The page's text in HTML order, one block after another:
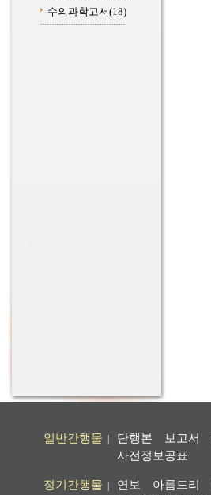
수의과학고서(18)
일반간행물 단행본 보고서
사전정보공표
정기간행물 연보 아름드리